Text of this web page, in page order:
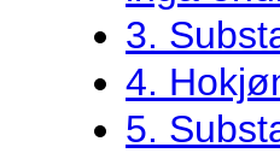
3.
4.
5.